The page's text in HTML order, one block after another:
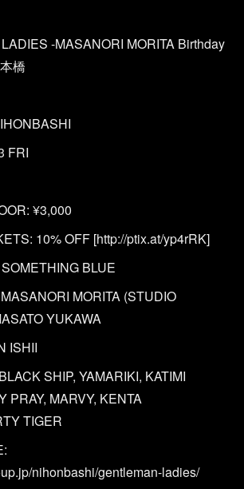
-MASANORI MORITA Birthday
橋
FRI
¥3,000
10% OFF [http://ptix.at/yp4rRK]
BLUE
MORITA (STUDIO
YUKAWA
ISHII
SHIP, YAMARIKI, KATIMI
PRAY, MARVY, KENTA
TIGER
nihonbashi/gentleman-ladies/